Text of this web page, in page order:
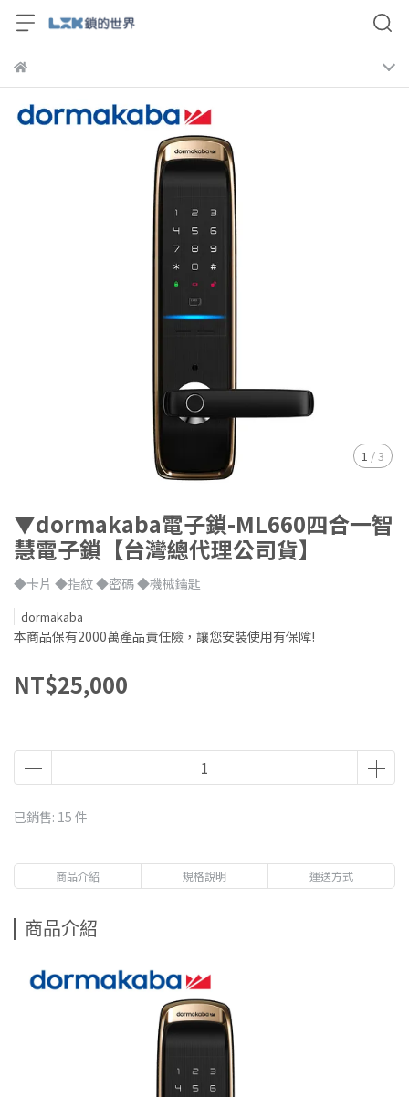
1 /3
▼dormakaba電子鎖-ML660四合一智
慧電子鎖【台灣總代理公司貨】
◆卡片 ◆指紋 ◆密碼 ◆機械鑰匙
dormakaba
本商品保有2000萬產品責任險，讓您安裝使用有保障!​
NT$25,000
已銷售: 15 件
商品介紹 規格說明 運送方式
商品介紹